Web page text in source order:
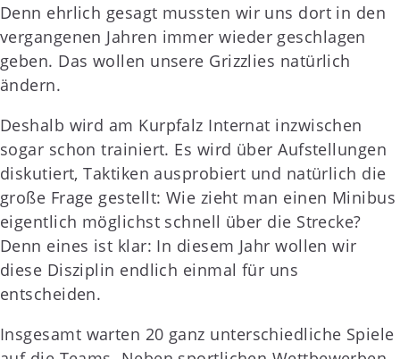
Denn ehrlich gesagt mussten wir uns dort in den
vergangenen Jahren immer wieder geschlagen
geben. Das wollen unsere Grizzlies natürlich
ändern.
Deshalb wird am Kurpfalz Internat inzwischen
sogar schon trainiert. Es wird über Aufstellungen
diskutiert, Taktiken ausprobiert und natürlich die
große Frage gestellt: Wie zieht man einen Minibus
eigentlich möglichst schnell über die Strecke?
Denn eines ist klar: In diesem Jahr wollen wir
diese Disziplin endlich einmal für uns
entscheiden.
Insgesamt warten 20 ganz unterschiedliche Spiele